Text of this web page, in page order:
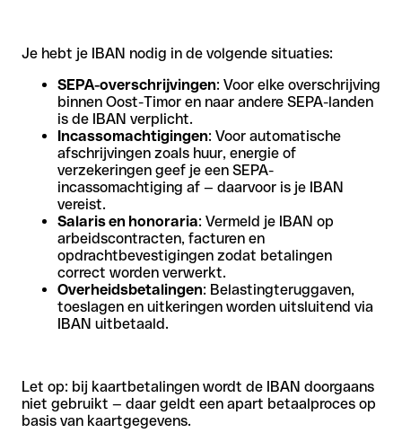
Je hebt je IBAN nodig in de volgende situaties:
SEPA-overschrijvingen: Voor elke overschrijving
binnen Oost-Timor en naar andere SEPA-landen
is de IBAN verplicht.
Incassomachtigingen: Voor automatische
afschrijvingen zoals huur, energie of
verzekeringen geef je een SEPA-
incassomachtiging af — daarvoor is je IBAN
vereist.
Salaris en honoraria: Vermeld je IBAN op
arbeidscontracten, facturen en
opdrachtbevestigingen zodat betalingen
correct worden verwerkt.
Overheidsbetalingen: Belastingteruggaven,
toeslagen en uitkeringen worden uitsluitend via
IBAN uitbetaald.
Let op: bij kaartbetalingen wordt de IBAN doorgaans
niet gebruikt — daar geldt een apart betaalproces op
basis van kaartgegevens.